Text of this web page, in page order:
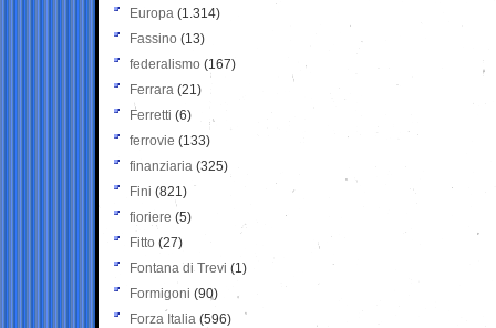
Europa (1.314)
Fassino (13)
federalismo (167)
Ferrara (21)
Ferretti (6)
ferrovie (133)
finanziaria (325)
Fini (821)
fioriere (5)
Fitto (27)
Fontana di Trevi (1)
Formigoni (90)
Forza Italia (596)